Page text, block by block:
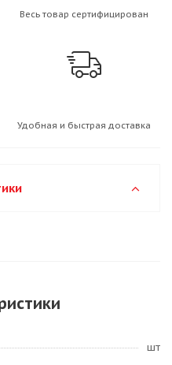
Весь товар сертифицирован
Удобная и быстрая доставка
шт